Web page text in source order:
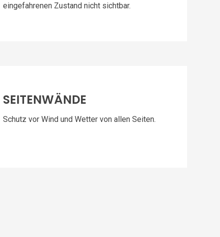
eingefahrenen Zustand nicht sichtbar.
SEITENWÄNDE
Schutz vor Wind und Wetter von allen Seiten.